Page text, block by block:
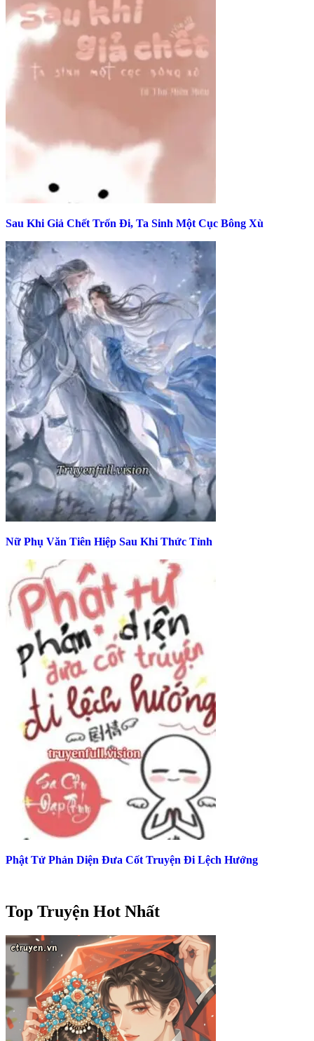
Sau Khi Giả Chết Trốn Đi, Ta Sinh Một Cục Bông Xù
Nữ Phụ Văn Tiên Hiệp Sau Khi Thức Tỉnh
Phật Tử Phản Diện Đưa Cốt Truyện Đi Lệch Hướng
Top Truyện Hot Nhất